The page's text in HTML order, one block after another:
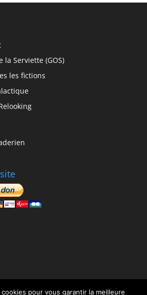
la Serviette (GOS)
les fictions
pour vous garantir la meilleure